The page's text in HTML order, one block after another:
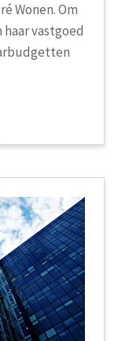
Wonen. Om
vastgoed